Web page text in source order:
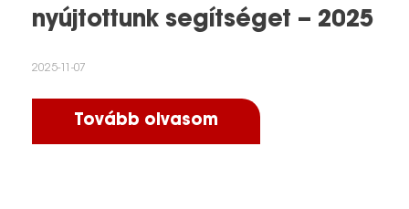
nyújtottunk segítséget – 2025
2025-11-07
Tovább olvasom